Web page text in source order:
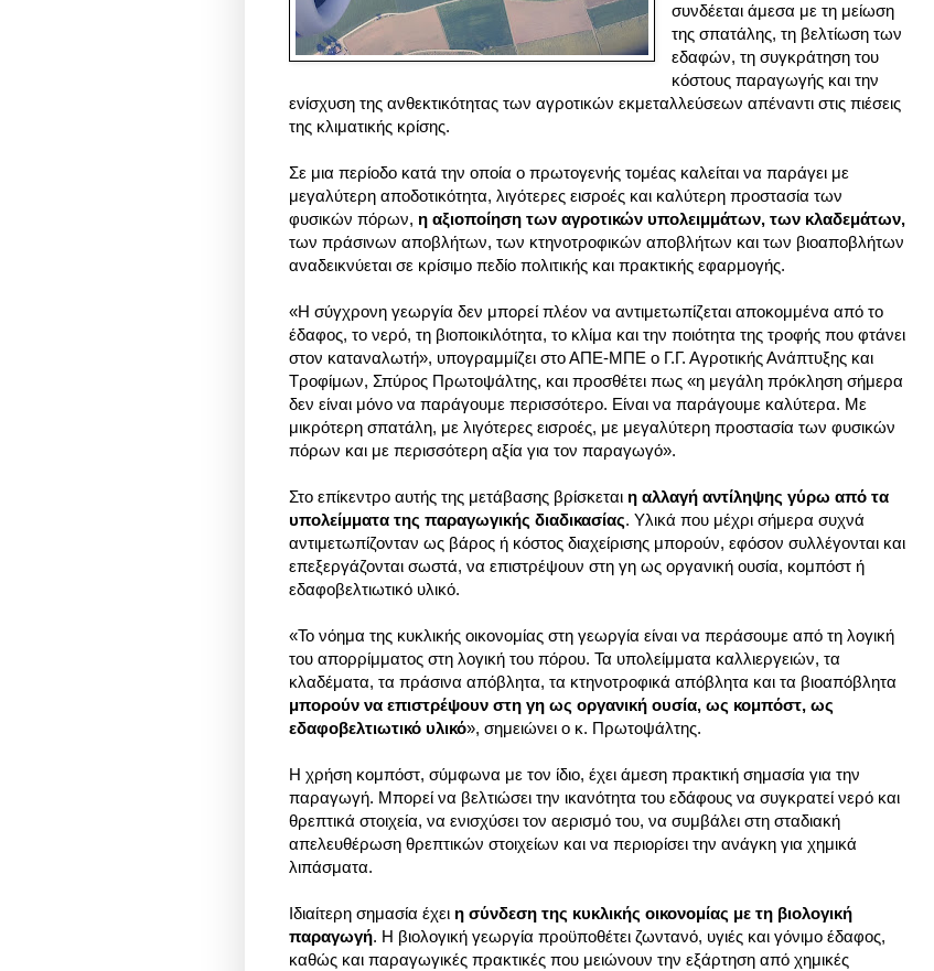
συνδέεται άμεσα με τη μείωση
της σπατάλης, τη βελτίωση των
εδαφών, τη συγκράτηση του
κόστους παραγωγής και την
ενίσχυση της ανθεκτικότητας των αγροτικών εκμεταλλεύσεων απέναντι στις πιέσεις
της κλιματικής κρίσης.
Σε μια περίοδο κατά την οποία ο πρωτογενής τομέας καλείται να παράγει με
μεγαλύτερη αποδοτικότητα, λιγότερες εισροές και καλύτερη προστασία των
φυσικών πόρων, η αξιοποίηση των αγροτικών υπολειμμάτων, των κλαδεμάτων,
των πράσινων αποβλήτων, των κτηνοτροφικών αποβλήτων και των βιοαποβλήτων
αναδεικνύεται σε κρίσιμο πεδίο πολιτικής και πρακτικής εφαρμογής.
«Η σύγχρονη γεωργία δεν μπορεί πλέον να αντιμετωπίζεται αποκομμένα από το
έδαφος, το νερό, τη βιοποικιλότητα, το κλίμα και την ποιότητα της τροφής που φτάνει
στον καταναλωτή», υπογραμμίζει στο ΑΠΕ-ΜΠΕ ο Γ.Γ. Αγροτικής Ανάπτυξης και
Τροφίμων, Σπύρος Πρωτοψάλτης, και προσθέτει πως «η μεγάλη πρόκληση σήμερα
δεν είναι μόνο να παράγουμε περισσότερο. Είναι να παράγουμε καλύτερα. Με
μικρότερη σπατάλη, με λιγότερες εισροές, με μεγαλύτερη προστασία των φυσικών
πόρων και με περισσότερη αξία για τον παραγωγό».
Στο επίκεντρο αυτής της μετάβασης βρίσκεται η αλλαγή αντίληψης γύρω από τα
υπολείμματα της παραγωγικής διαδικασίας. Υλικά που μέχρι σήμερα συχνά
αντιμετωπίζονταν ως βάρος ή κόστος διαχείρισης μπορούν, εφόσον συλλέγονται και
επεξεργάζονται σωστά, να επιστρέψουν στη γη ως οργανική ουσία, κομπόστ ή
εδαφοβελτιωτικό υλικό.
«Το νόημα της κυκλικής οικονομίας στη γεωργία είναι να περάσουμε από τη λογική
του απορρίμματος στη λογική του πόρου. Τα υπολείμματα καλλιεργειών, τα
κλαδέματα, τα πράσινα απόβλητα, τα κτηνοτροφικά απόβλητα και τα βιοαπόβλητα
μπορούν να επιστρέψουν στη γη ως οργανική ουσία, ως κομπόστ, ως
εδαφοβελτιωτικό υλικό», σημειώνει ο κ. Πρωτοψάλτης.
Η χρήση κομπόστ, σύμφωνα με τον ίδιο, έχει άμεση πρακτική σημασία για την
παραγωγή. Μπορεί να βελτιώσει την ικανότητα του εδάφους να συγκρατεί νερό και
θρεπτικά στοιχεία, να ενισχύσει τον αερισμό του, να συμβάλει στη σταδιακή
απελευθέρωση θρεπτικών στοιχείων και να περιορίσει την ανάγκη για χημικά
λιπάσματα.
Ιδιαίτερη σημασία έχει η σύνδεση της κυκλικής οικονομίας με τη βιολογική
παραγωγή. Η βιολογική γεωργία προϋποθέτει ζωντανό, υγιές και γόνιμο έδαφος,
καθώς και παραγωγικές πρακτικές που μειώνουν την εξάρτηση από χημικές